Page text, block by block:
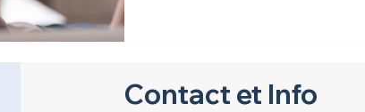
Contact et Info